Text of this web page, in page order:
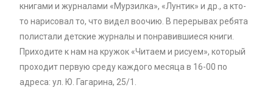
книгами и журналами «Мурзилка», «Лунтик» и др., а кто-
то нарисовал то, что видел воочию. В перерывах ребята
полистали детские журналы и понравившиеся книги.
Приходите к нам на кружок «Читаем и рисуем», который
проходит первую среду каждого месяца в 16-00 по
адреса: ул. Ю. Гагарина, 25/1.